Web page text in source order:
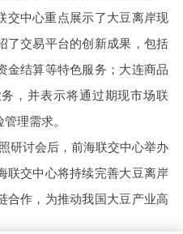
中心重点展示了大豆离岸现
了交易平台的创新成果，包括
金结算等特色服务；大连商品
，并表示将通过期现市场联
理需求。
研讨会后，前海联交中心举办
联交中心将持续完善大豆离岸
合作，为推动我国大豆产业高